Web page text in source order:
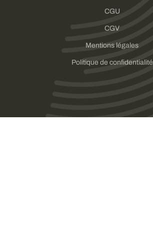
CGU
CGV
Mentions légales
Politique de confidentialité